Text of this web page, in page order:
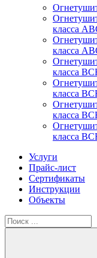
класса
класса
класса
класса
класса
класса
Услуги
Прайс-лист
Сертификаты
Инструкции
Объекты